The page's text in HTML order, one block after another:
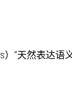
”天然表达语